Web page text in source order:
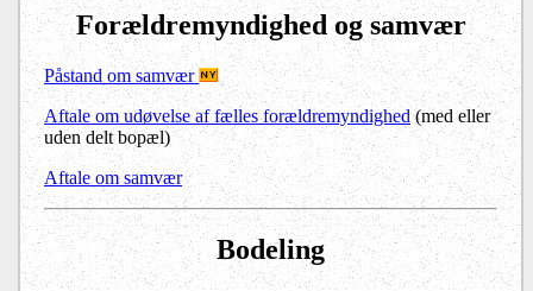
Forældremyndighed og samvær
Påstand om samvær
Aftale om udøvelse af fælles forældremyndighed(med eller
uden delt bopæl)
Aftale om samvær
Bodeling